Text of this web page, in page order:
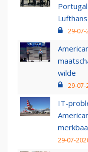
29-07-
wilde
29-07-
IT-
29-07-